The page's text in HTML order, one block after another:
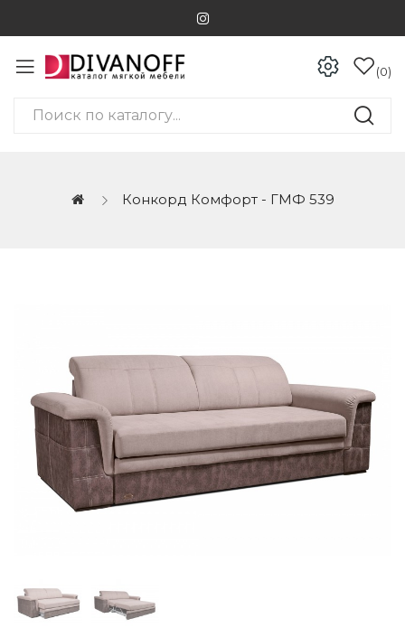
0
Конкорд Комфорт - ГМФ 539